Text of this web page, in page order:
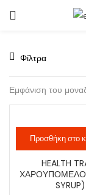
ΕΙΣΑΓΆΓΕΤΕ ΤΟ
ΠΡΌΣΒΑΣΉΣ ΣΑΣ
Θυμήσου με
Φίλτρα
Εμφάνιση του
Προσθήκη στο
HEALTH
ΧΑΡΟΥΠΌΜΕΛΟ
SYRUP)